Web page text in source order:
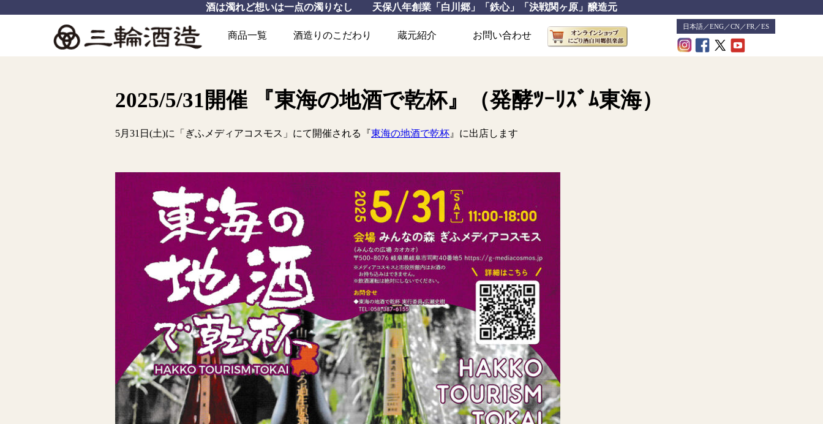
酒は濁れど想いは一点の濁りなし 天保八年創業「白川郷」「鉄心」「決戦関ヶ原」醸造元
商品一覧 酒造りのこだわり 蔵元紹介 お問い合わせ
日本語 ／ENG ／CN ／FR ／ES
2025/5/31開催 『東海の地酒で乾杯』（発酵ﾂｰﾘｽﾞﾑ東海）
5月31日(土)に「ぎふメディアコスモス」にて開催される『東海の地酒で乾杯 』に出店します